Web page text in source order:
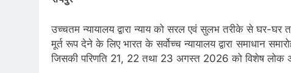
उच्चतम न्यायालय द्वारा न्याय को सरल एवं सुलभ तरीके से घर-
मूर्त रूप देने के लिए भारत के सर्वोच्च न्यायालय द्वारा समाधान
जिसकी परिणति 21, 22 तथा 23 अगस्त 2026 को विशेष लोक